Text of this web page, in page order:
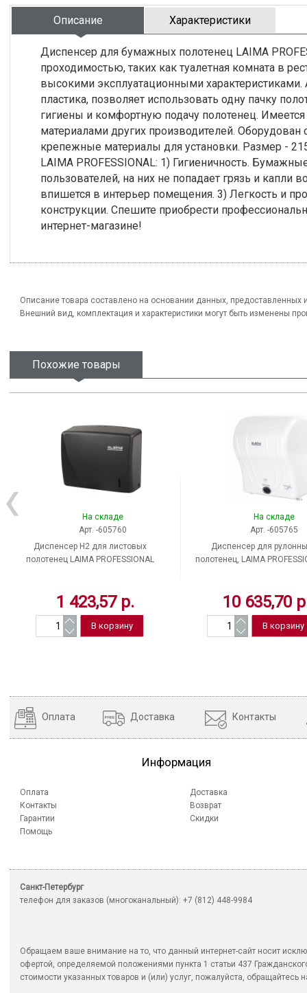
Описание Характеристики
Диспенсер для бумажных полотенец LAIMA
проходимостью, таких как туалетная комната в
высокими эксплуатационными
пластика, позволяет использовать одну пачку
гигиены и комфортную подачу полотенец.
материалами других производителей.
крепежные материалы для установки. Размер -
LAIMA PROFESSIONAL: 1) Гигиеничность.
пользователей, на них не попадает грязь и капли
впишется в интерьер помещения. 3) Легкость и
конструкции. Спешите приобрести
интернет-магазине!
Описание товара составлено на основании данных, предоставленных
Внешний вид, комплектация и характеристики могут быть изменены
Похожие товары
На складе
Арт. -605760
Диспенсер H2 для листовых
полотенец LAIMA PROFESSIONAL
1 423,57 р.
На складе
Арт. -605765
Диспенсер для
полотенец, LAIMA
10 635,70
Оплата Доставка Контакты
Информация
Оплата
Контакты
Гарантии
Помощь
Доставка
Возврат
Скидки
Санкт-Петербург
телефон для заказов (многоканальный): +7 (812) 448-9984
Обращаем ваше внимание на то, что данный интернет-сайт носит
офертой, определяемой положениями пункта 1 статьи 437
стоимости указанных товаров и (или) услуг, пожалуйста, обращайтесь